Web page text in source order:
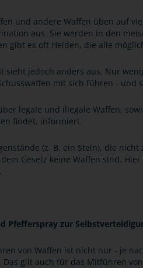
und andere Waffen üben auf
aus. Sie werden in den
gibt es oft Helden, die alle
sieht jedoch anders aus. Nur
mit sich führen - und
legale und illegale Waffen,
findet, informiert.
(z. B. ein Stein), die
Gesetz keine Waffen sind.
Pfefferspray zur
von Waffen ist nicht nur - je
Das gilt auch für das Mitführen